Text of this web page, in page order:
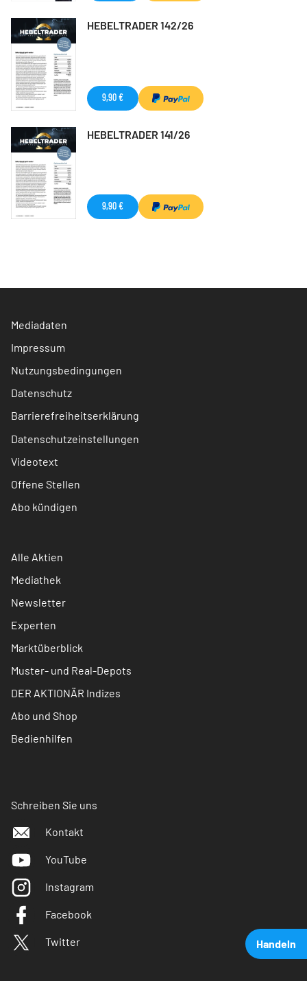
Handeln
HEBELTRADER 142/26
9,90 €
HEBELTRADER 141/26
9,90 €
Mediadaten
Impressum
Nutzungsbedingungen
Datenschutz
Barrierefreiheitserklärung
Datenschutzeinstellungen
Videotext
Offene Stellen
Abo kündigen
Alle Aktien
Mediathek
Newsletter
Experten
Marktüberblick
Muster- und Real-Depots
DER AKTIONÄR Indizes
Abo und Shop
Bedienhilfen
Schreiben Sie uns
Kontakt
YouTube
Instagram
Facebook
Twitter